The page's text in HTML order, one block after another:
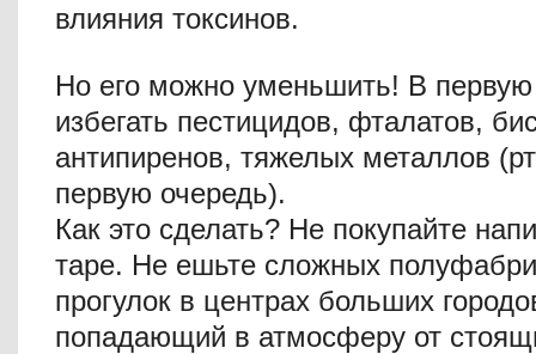
влияния токсинов.
Но его можно уменьшить! В
избегать пестицидов, фталатов,
антипиренов, тяжелых металлов
первую очередь).
Как это сделать? Не покупайте
таре. Не ешьте сложных
прогулок в центрах больших
попадающий в атмосферу от